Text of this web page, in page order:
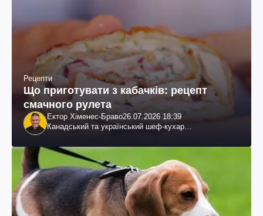
Рецепти
Що приготувати з кабачків: рецепт
смачного рулета
Ектор Хіменес-Браво26.07.2026 18:39
Канадський та український шеф-кухар